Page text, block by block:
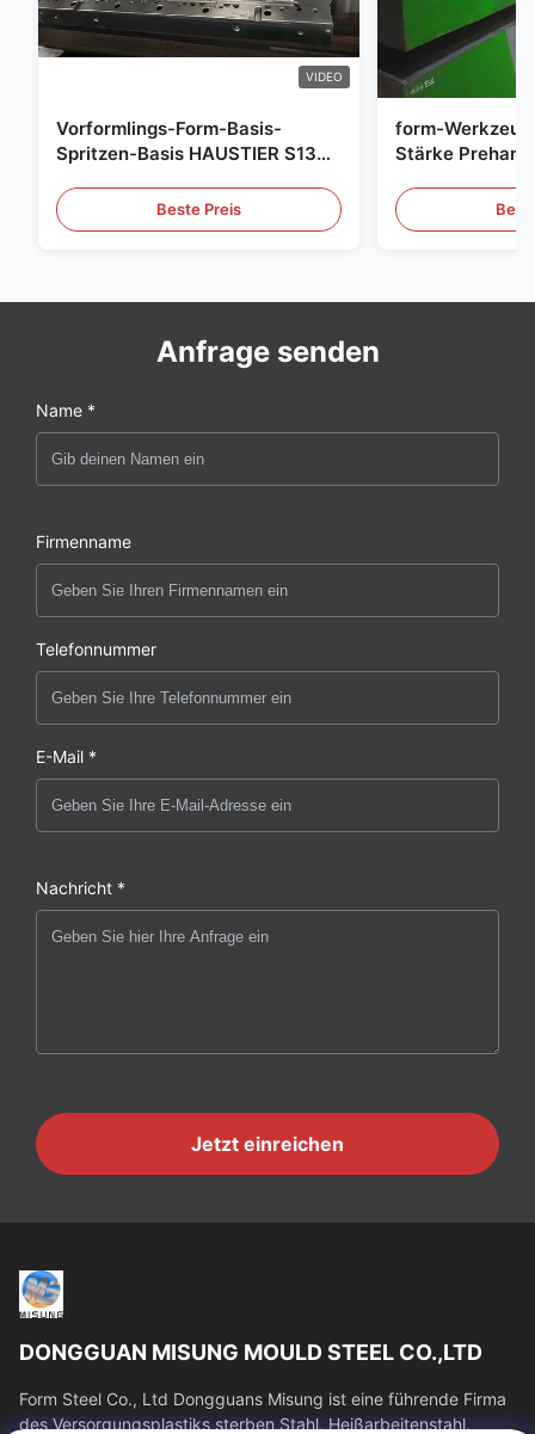
VIDEO
Vorformlings-Form-Basis-
Spritzen-Basis HAUSTIER S136
Beste Preis
form-
Stärke
Anfrage senden
Name *
Firmenname
Telefonnummer
E-Mail *
Nachricht *
Jetzt einreichen
DONGGUAN MISUNG MOULD STEEL CO.,LTD
Form Steel Co., Ltd Dongguans Misung ist eine führende Firma
des Versorgungsplastiks sterben Stahl, Heißarbeitenstahl,